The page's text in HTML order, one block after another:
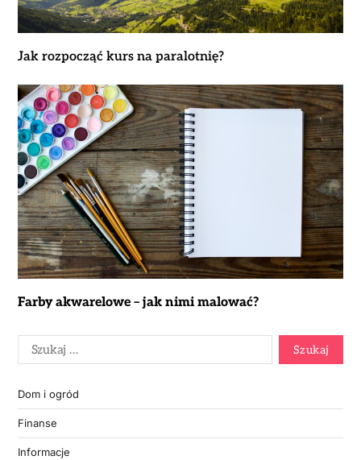
Jak rozpocząć kurs na paralotnię?
Farby akwarelowe – jak nimi malować?
Dom i ogród
Finanse
Informacje